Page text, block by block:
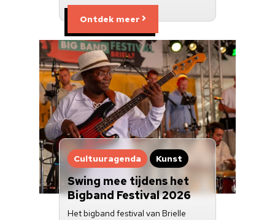
Ontdek meer
Cultuuragenda Kunst
Swing mee tijdens het
Bigband Festival 2026
Het bigband festival van Brielle
Doneren